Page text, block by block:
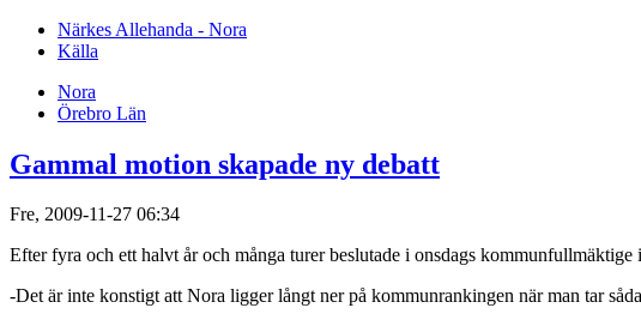
Närkes Allehanda - Nora
Källa
Nora
Örebro Län
Gammal motion skapade ny debatt
Fre, 2009-11-27 06:34
Efter fyra och ett halvt år och många turer beslutade i onsdags
-Det är inte konstigt att Nora ligger långt ner på kommunrankingen när man tar